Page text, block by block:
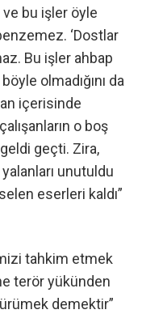
bu işler öyle
‘Dostlar
Bu işler ahbap
olmadığını da
içerisinde
o boş
geçti. Zira,
unutuldu
eserleri kaldı”
tahkim etmek
terör yükünden
demektir”